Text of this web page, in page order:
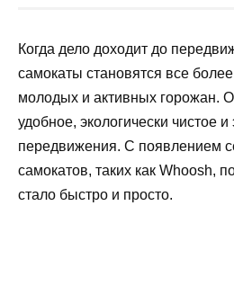
Когда дело доходит до
самокаты становятся все
молодых и активных горожан.
удобное, экологически чистое
передвижения. С появлением
самокатов, таких как Whoosh,
стало быстро и просто.